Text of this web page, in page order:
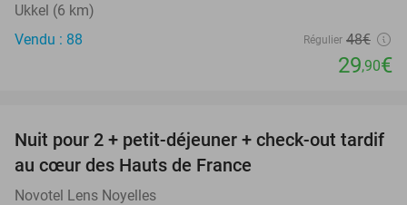
Ukkel (6 km)
Vendu : 88
Régulier 48€
29,90€
32%
Nuit pour 2 + petit-déjeuner + check-out tardif
au cœur des Hauts de France
Novotel Lens Noyelles